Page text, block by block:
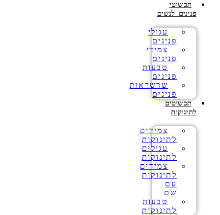
תכשיטי
פנינים לנשים
עגילי
פנינים
צמידי
פנינים
טבעות
פנינים
שרשראות
פנינים
תכשיטים
לתינוקות
צמידים
לתינוקות
עגילים
לתינוקות
צמידים
לתינוקות
עם
שם
טבעות
לתינוקות